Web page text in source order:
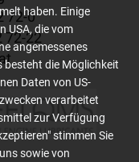
72-0
72-22
haben. Einige
USA, die vom
angemessenes
besteht die Möglichkeit
Daten von US-
verarbeitet
zur Verfügung
stimmen Sie
sowie von